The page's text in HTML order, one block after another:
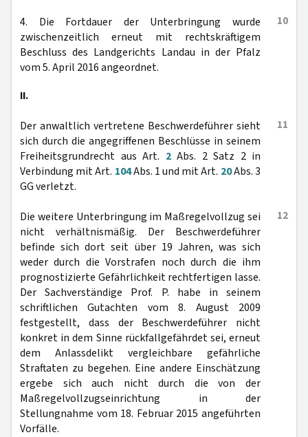
10
4. Die Fortdauer der Unterbringung wurde
zwischenzeitlich erneut mit rechtskräftigem
Beschluss des Landgerichts Landau in der Pfalz
vom 5. April 2016 angeordnet.
II.
11
Der anwaltlich vertretene Beschwerdeführer sieht
sich durch die angegriffenen Beschlüsse in seinem
Freiheitsgrundrecht aus Art. 2Abs. 2 Satz 2 in
Verbindung mit Art. 104Abs. 1 und mit Art. 20Abs. 3
GG verletzt.
12
Die weitere Unterbringung im Maßregelvollzug sei
nicht verhältnismäßig. Der Beschwerdeführer
befinde sich dort seit über 19 Jahren, was sich
weder durch die Vorstrafen noch durch die ihm
prognostizierte Gefährlichkeit rechtfertigen lasse.
Der Sachverständige Prof. P. habe in seinem
schriftlichen Gutachten vom 8. August 2009
festgestellt, dass der Beschwerdeführer nicht
konkret in dem Sinne rückfallgefährdet sei, erneut
dem Anlassdelikt vergleichbare gefährliche
Straftaten zu begehen. Eine andere Einschätzung
ergebe sich auch nicht durch die von der
Maßregelvollzugseinrichtung in der
Stellungnahme vom 18. Februar 2015 angeführten
Vorfälle.